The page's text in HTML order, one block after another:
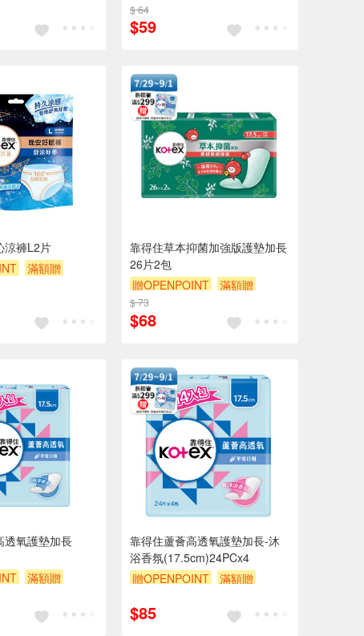
$ 64
$59
涼褲L2片
滿額贈
靠得住草本抑菌加強版護墊加長
26片2包
贈OPENPOINT
滿額贈
贈$200
$ 73
$68
透氧護墊加長
滿額贈
靠得住蘆薈高透氧護墊加長-沐
浴香氛(17.5cm)24PCx4
贈OPENPOINT
滿額贈
$85